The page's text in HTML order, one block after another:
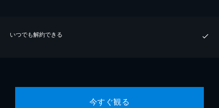
いつでも解約できる
今すぐ観る